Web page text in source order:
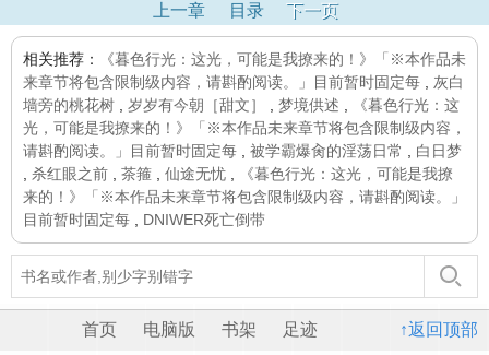
上一章 目录 下一页
相关推荐：
《暮色行光：这光，可能是我撩来的！》「※本作品未
来章节将包含限制级内容，请斟酌阅读。」目前暂时固定每
灰白
墙旁的桃花树
岁岁有今朝［甜文］ 梦境供述
《暮色行光：这
光，可能是我撩来的！》「※本作品未来章节将包含限制级内容，
请斟酌阅读。」目前暂时固定每
被学霸爆肏的淫荡日常
白日梦
杀红眼之前 茶箍 仙途无忧
《暮色行光：这光，可能是我撩
来的！》「※本作品未来章节将包含限制级内容，请斟酌阅读。」
目前暂时固定每
DNIWER死亡倒带
↑返回顶部
首页 电脑版 书架 足迹